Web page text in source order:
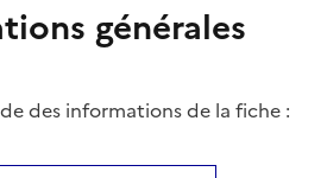
générales
des informations de la fiche :